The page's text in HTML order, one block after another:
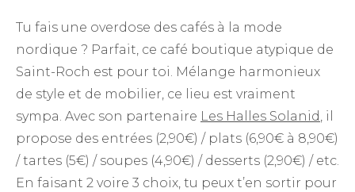
Tu fais une overdose des cafés à la mode
nordique ? Parfait, ce café boutique atypique de
Saint-Roch est pour toi. Mélange harmonieux
de style et de mobilier, ce lieu est vraiment
sympa. Avec son partenaire Les Halles Solanid, il
propose des entrées (2,90€) / plats (6,90€ à 8,90€)
/ tartes (5€) / soupes (4,90€) / desserts (2,90€) / etc.
En faisant 2 voire 3 choix, tu peux t’en sortir pour